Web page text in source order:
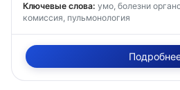
Ключевые слова: умо, болезни
комиссия, пульмонология